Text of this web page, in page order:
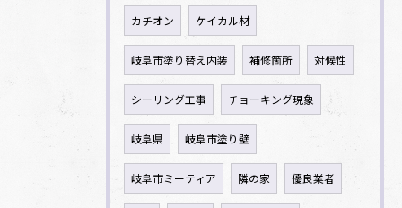
カチオン ケイカル材
岐阜市塗り替え内装 補修箇所 対候性
シーリング工事 チョーキング現象
岐阜県 岐阜市塗り壁
岐阜市ミーティア 隣の家 優良業者